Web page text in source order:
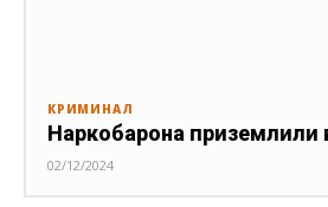
КРИМИНАЛ
Наркобарона приземлили
02/12/2024